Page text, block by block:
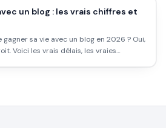
un blog : les vrais chiffres et
sa vie avec un blog en 2026 ? Oui,
Voici les vrais délais, les vraies